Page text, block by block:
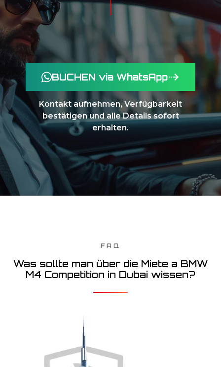
BUCHEN via WhatsApp
Kontakt aufnehmen, Verfügbarkeit
bestätigen und alle Details sofort
erhalten.
FAQ
Was sollte man über die Miete a BMW
M4 Competition in Dubai wissen?